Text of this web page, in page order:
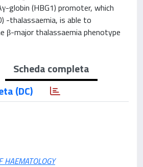
globin (HBG1) promoter, which
-thalassaemia, is able to
β-major thalassaemia phenotype
Scheda completa
(DC)
HAEMATOLOGY